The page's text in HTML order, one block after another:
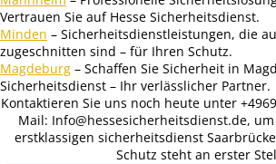
Vertrauen Sie auf Hesse Sicherheitsdienst.
Minden – Sicherheitsdienstleistungen, die
zugeschnitten sind – für Ihren Schutz.
Magdeburg – Schaffen Sie Sicherheit in
Sicherheitsdienst – Ihr verlässlicher Partner.
Kontaktieren Sie uns noch heute unter
Mail: Info@hessesicherheitsdienst.de,
erstklassigen sicherheitsdienst
Schutz steht an erster